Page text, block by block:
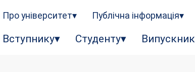
Про університет Публічна інформація
Вступнику Студенту